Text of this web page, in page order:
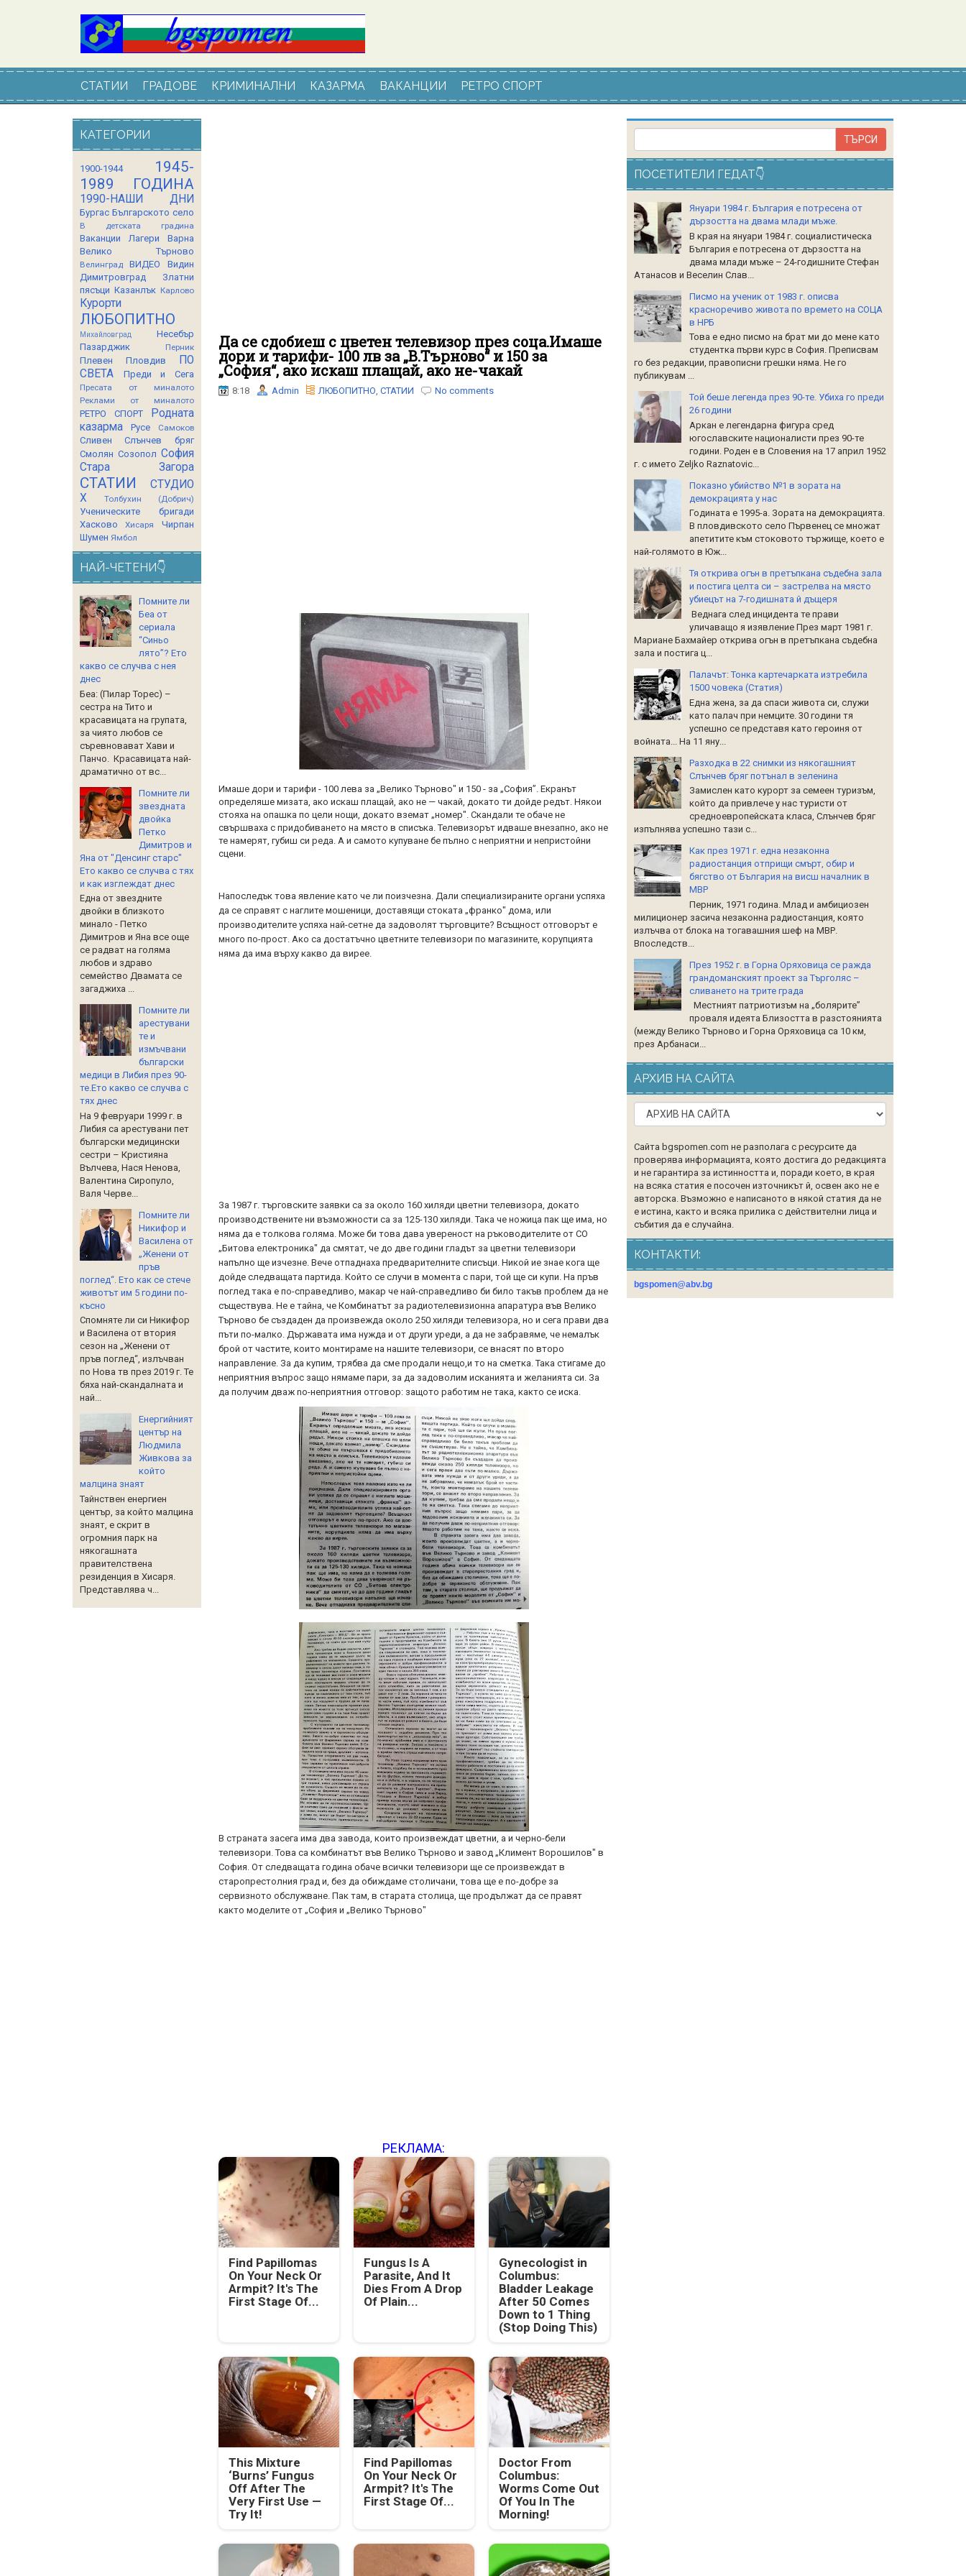
СТАТИИ ГРАДОВЕ КРИМИНАЛНИ КАЗАРМА ВАКАНЦИИ РЕТРО СПОРТ
Да се сдобиеш с цветен телевизор през соца.Имаше
дори и тарифи- 100 лв за „В.Търново“ и 150 за
„София“, ако искаш плащай, ако не-чакай
8:18 Admin ЛЮБОПИТНО, СТАТИИ No comments
Имаше дори и тарифи - 100 лева за „Велико Търново" и 150 - за „София”. Екранът
определяше мизата, ако искаш плащай, ако не — чакай, докато ти дойде редът. Някои
стояха на опашка по цели нощи, докато вземат „номер". Скандали те обаче не
свършваха с придобиването на място в списъка. Телевизорът идваше внезапно, ако не
те намерят, губиш си реда. А и самото купуване бе пълно с неприятни и непристойни
сцени.
Напоследък това явление като че ли поизчезна. Дали специализираните органи успяха
да се справят с наглите мошеници, доставящи стоката „франко" дома, или
производителите успяха най-сетне да задоволят търговците? Всъщност отговорът е
много по-прост. Ако са достатъчно цветните телевизори по магазините, корупцията
няма да има върху какво да вирее.
За 1987 г. търговските заявки са за около 160 хиляди цветни телевизора, докато
производствените ни възможности са за 125-130 хиляди. Така че ножица пак ще има, но
няма да е толкова голяма. Може би това дава увереност на ръководителите от СО
„Битова електроника" да смятат, че до две години гладът за цветни телевизори
напълно ще изчезне. Вече отпаднаха предварителните списъци. Никой ие знае кога ще
дойде следващата партида. Който се случи в момента с пари, той ще си купи. На пръв
поглед така е по-справедливо, макар че най-справедливо би било такъв проблем да не
съществува. Не е тайна, че Комбинатът за радиотелевизионна апаратура във Велико
Търново бе създаден да произвежда около 250 хиляди телевизора, но и сега прави два
пъти по-малко. Държавата има нужда и от други уреди, а да не забравяме, че немалък
брой от частите, които монтираме на нашите телевизори, се внасят по второ
направление. За да купим, трябва да сме продали нещо,и то на сметка. Така стигаме до
неприятния въпрос защо нямаме пари, за да задоволим исканията и желанията си. За
да получим дваж no-неприятния отговор: защото работим не така, както се иска.
В страната засега има два завода, които произвеждат цветни, а и черно-бели
телевизори. Това са комбинатът във Велико Търново и завод „Климент Ворошилов" в
София. От следващата година обаче всички телевизори ще се произвеждат в
старопрестолния град и, без да обиждаме столичани, това ще е по-добре за
сервизното обслужване. Пак там, в старата столица, ще продължат да се правят
както моделите от „София и „Велико Търново"
РЕКЛАМА:
Find Papillomas
On Your Neck Or
Armpit? It's The
First Stage Of...
Fungus Is A
Parasite, And It
Dies From A Drop
Of Plain...
Gynecologist in
Columbus:
Bladder Leakage
After 50 Comes
Down to 1 Thing
(Stop Doing This)
This Mixture
‘Burns’ Fungus
Off After The
Very First Use —
Try It!
Find Papillomas
On Your Neck Or
Armpit? It's The
First Stage Of...
Doctor From
Columbus:
Worms Come Out
Of You In The
Morning!
КАТЕГОРИИ
1900-1944
1945-
1989 ГОДИНА
1990-НАШИ ДНИ
Бургас Българското село
В детската градина
Ваканции Лагери
Варна
Велико Търново
Велинград ВИДЕО
Видин
Димитровград
Златни
пясъци Казанлък Карлово
Курорти
ЛЮБОПИТНО
Михайловград
Несебър
Пазарджик
Перник
Плевен Пловдив
ПО
СВЕТА
Преди и Сега
Пресата от миналото
Реклами от миналото
РЕТРО СПОРТ
Родната
казарма
Русе Самоков
Сливен
Слънчев бряг
Смолян Созопол София
Стара Загора
СТАТИИ
СТУДИО
Х
Толбухин (Добрич)
Ученическите бригади
Хасково
Хисаря
Чирпан
Шумен Ямбол
НАЙ-ЧЕТЕНИ👇
Помните ли
Беа от
сериала
“Синьо
лято”? Ето
какво се случва с нея
днес
Беа: (Пилар Торес) –
сестра на Тито и
красавицата на групата,
за чиято любов се
съревновават Хави и
Панчо. Красавицата най-
драматично от вс...
Помните ли
звездната
двойка
Петко
Димитров и
Яна от "Денсинг старс"
Ето какво се случва с тях
и как изглеждат днес
Една от звездните
двойки в близкото
минало - Петко
Димитров и Яна все още
се радват на голяма
любов и здраво
семейство Двамата се
загаджиха ...
Помните ли
арестувани
те и
измъчвани
български
медици в Либия през 90-
те.Ето какво се случва с
тях днес
На 9 февруари 1999 г. в
Либия са арестувани пет
български медицински
сестри – Кристияна
Вълчева, Нася Ненова,
Валентина Сиропуло,
Валя Черве...
Помните ли
Никифор и
Василена от
„Женени от
пръв
поглед“. Ето как се стече
животът им 5 години по-
късно
Спомняте ли си Никифор
и Василена от втория
сезон на „Женени от
пръв поглед“, излъчван
по Нова тв през 2019 г. Те
бяха най-скандалната и
най...
Енергийният
център на
Людмила
Живкова за
който
малцина знаят
Тайнствен енергиен
център, за който малцина
знаят, е скрит в
огромния парк на
някогашната
правителствена
резиденция в Хисаря.
Представлява ч...
ПОСЕТИТЕЛИ ГЕДАТ👇
Януари 1984 г. България е потресена от
дързостта на двама млади мъже.
В края на януари 1984 г. социалистическа
България е потресена от дързостта на
двама млади мъже – 24-годишните Стефан
Атанасов и Веселин Слав...
Писмо на ученик от 1983 г. описва
красноречиво живота по времето на СОЦА
в НРБ
Това е едно писмо на брат ми до мене като
студентка първи курс в София. Преписвам
го без редакции, правописни грешки няма. Не го
публикувам ...
Той беше легенда през 90-те. Убиха го преди
26 години
Аркан е легендарна фигура сред
югославските националисти през 90-те
години. Роден е в Словения на 17 април 1952
г. с името Zeljko Raznatoviс...
Показно убийство №1 в зората на
демокрацията у нас
Годината е 1995-а. Зората на демокрацията.
В пловдивското село Първенец се множат
апетитите към стоковото тържище, което е
най-голямото в Юж...
Тя открива огън в претъпкана съдебна зала
и постига целта си – застрелва на място
убиецът на 7-годишната й дъщеря
Веднага след инцидента те прави
уличаващо я изявление През март 1981 г.
Мариане Бахмайер открива огън в претъпкана съдебна
зала и постига ц...
Палачът: Тонка картечарката изтребила
1500 човека (Статия)
Една жена, за да спаси живота си, служи
като палач при немците. 30 години тя
успешно се представя като героиня от
войната... На 11 яну...
Разходка в 22 снимки из някогашният
Слънчев бряг потънал в зеленина
Замислен като курорт за семеен туризъм,
който да привлече у нас туристи от
средноевропейската класа, Слънчев бряг
изпълнява успешно тази с...
Как през 1971 г. една незаконна
радиостанция отприщи смърт, обир и
бягство от България на висш началник в
МВР
Перник, 1971 година. Млад и амбициозен
милиционер засича незаконна радиостанция, която
излъчва от блока на тогавашния шеф на МВР.
Впоследств...
През 1952 г. в Горна Оряховица се ражда
грандоманският проект за Търголяс –
сливането на трите града
Местният патриотизъм на „болярите”
проваля идеята Близостта в разстоянията
(между Велико Търново и Горна Оряховица са 10 км,
през Арбанаси...
АРХИВ НА САЙТА
Сайта bgspomen.com не разполага с ресурсите да
проверява информацията, която достига до редакцията
и не гарантира за истинността и, поради което, в края
на всяка статия е посочен източникът й, освен ако не е
авторска. Възможно е написаното в някой статия да не
е истина, както и всяка прилика с действителни лица и
събития да е случайна.
КОНТАКТИ:
bgspomen@abv.bg